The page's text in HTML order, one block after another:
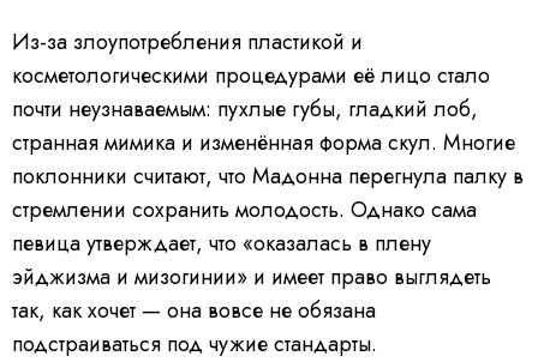
Из-за злоупотребления пластикой и
косметологическими процедурами её лицо стало
почти неузнаваемым: пухлые губы, гладкий лоб,
странная мимика и изменённая форма скул. Многие
поклонники считают, что Мадонна перегнула палку в
стремлении сохранить молодость. Однако сама
певица утверждает, что «оказалась в плену
эйджизма и мизогинии» и имеет право выглядеть
так, как хочет — она вовсе не обязана
подстраиваться под чужие стандарты.